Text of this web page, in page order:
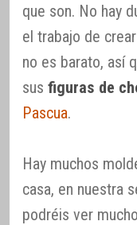
que son. No hay
el trabajo de
no es barato, así
sus figuras de
Pascua.
Hay muchos
casa, en nuestra
podréis ver